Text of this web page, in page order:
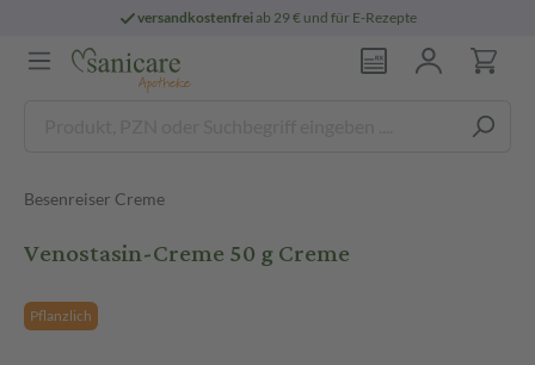
versandkostenfreiab 29 € und für E-Rezepte
Besenreiser Creme
Venostasin-Creme 50 g Creme
Pflanzlich